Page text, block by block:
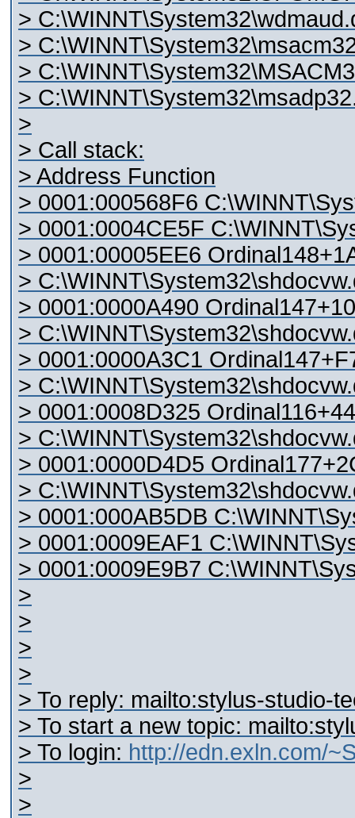
>
>
>
>
>
> Call stack:
> Address Function
> 0001:000568F6
> 0001:0004CE5F
> 0001:00005EE6
>
> 0001:0000A490
>
> 0001:0000A3C1
>
> 0001:0008D325
>
> 0001:0000D4D5
>
> 0001:000AB5DB
> 0001:0009EAF1
> 0001:0009E9B7
>
>
>
>
> To reply: mailto:stylus-studio-
> To start a new topic:
> To login: http://edn.exln.com/
>
>